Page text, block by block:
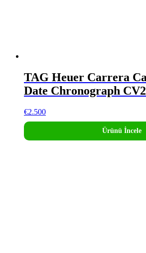
TAG Heuer Carrera
Date Chronograph
€2.500
Ürünü İncele